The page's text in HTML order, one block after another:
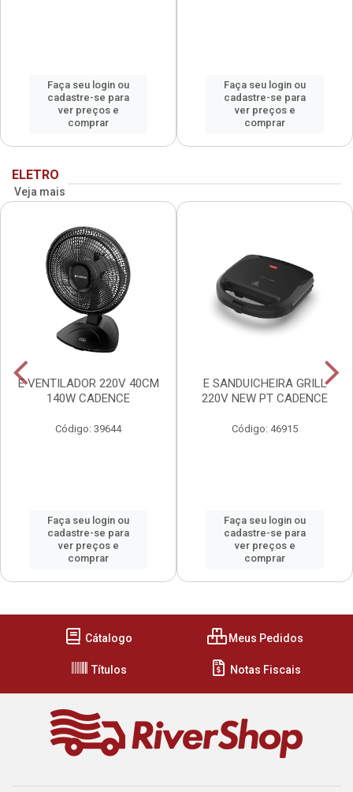
Faça seu login ou
cadastre-se para
ver preços e
comprar
Faça seu login ou
cadastre-se para
ver preços e
comprar
ELETRO
Veja mais
E VENTILADOR 220V 40CM
140W CADENCE
Código: 39644
Faça seu login ou
cadastre-se para
ver preços e
comprar
E SANDUICHEIRA GRILL
220V NEW PT CADENCE
Código: 46915
Faça seu login ou
cadastre-se para
ver preços e
comprar
Cátalogo Meus Pedidos
Títulos Notas Fiscais